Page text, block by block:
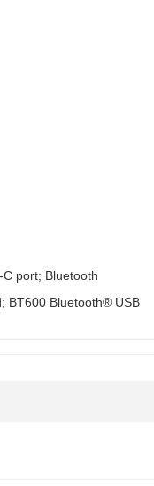
C port; Bluetooth
BT600 Bluetooth® USB